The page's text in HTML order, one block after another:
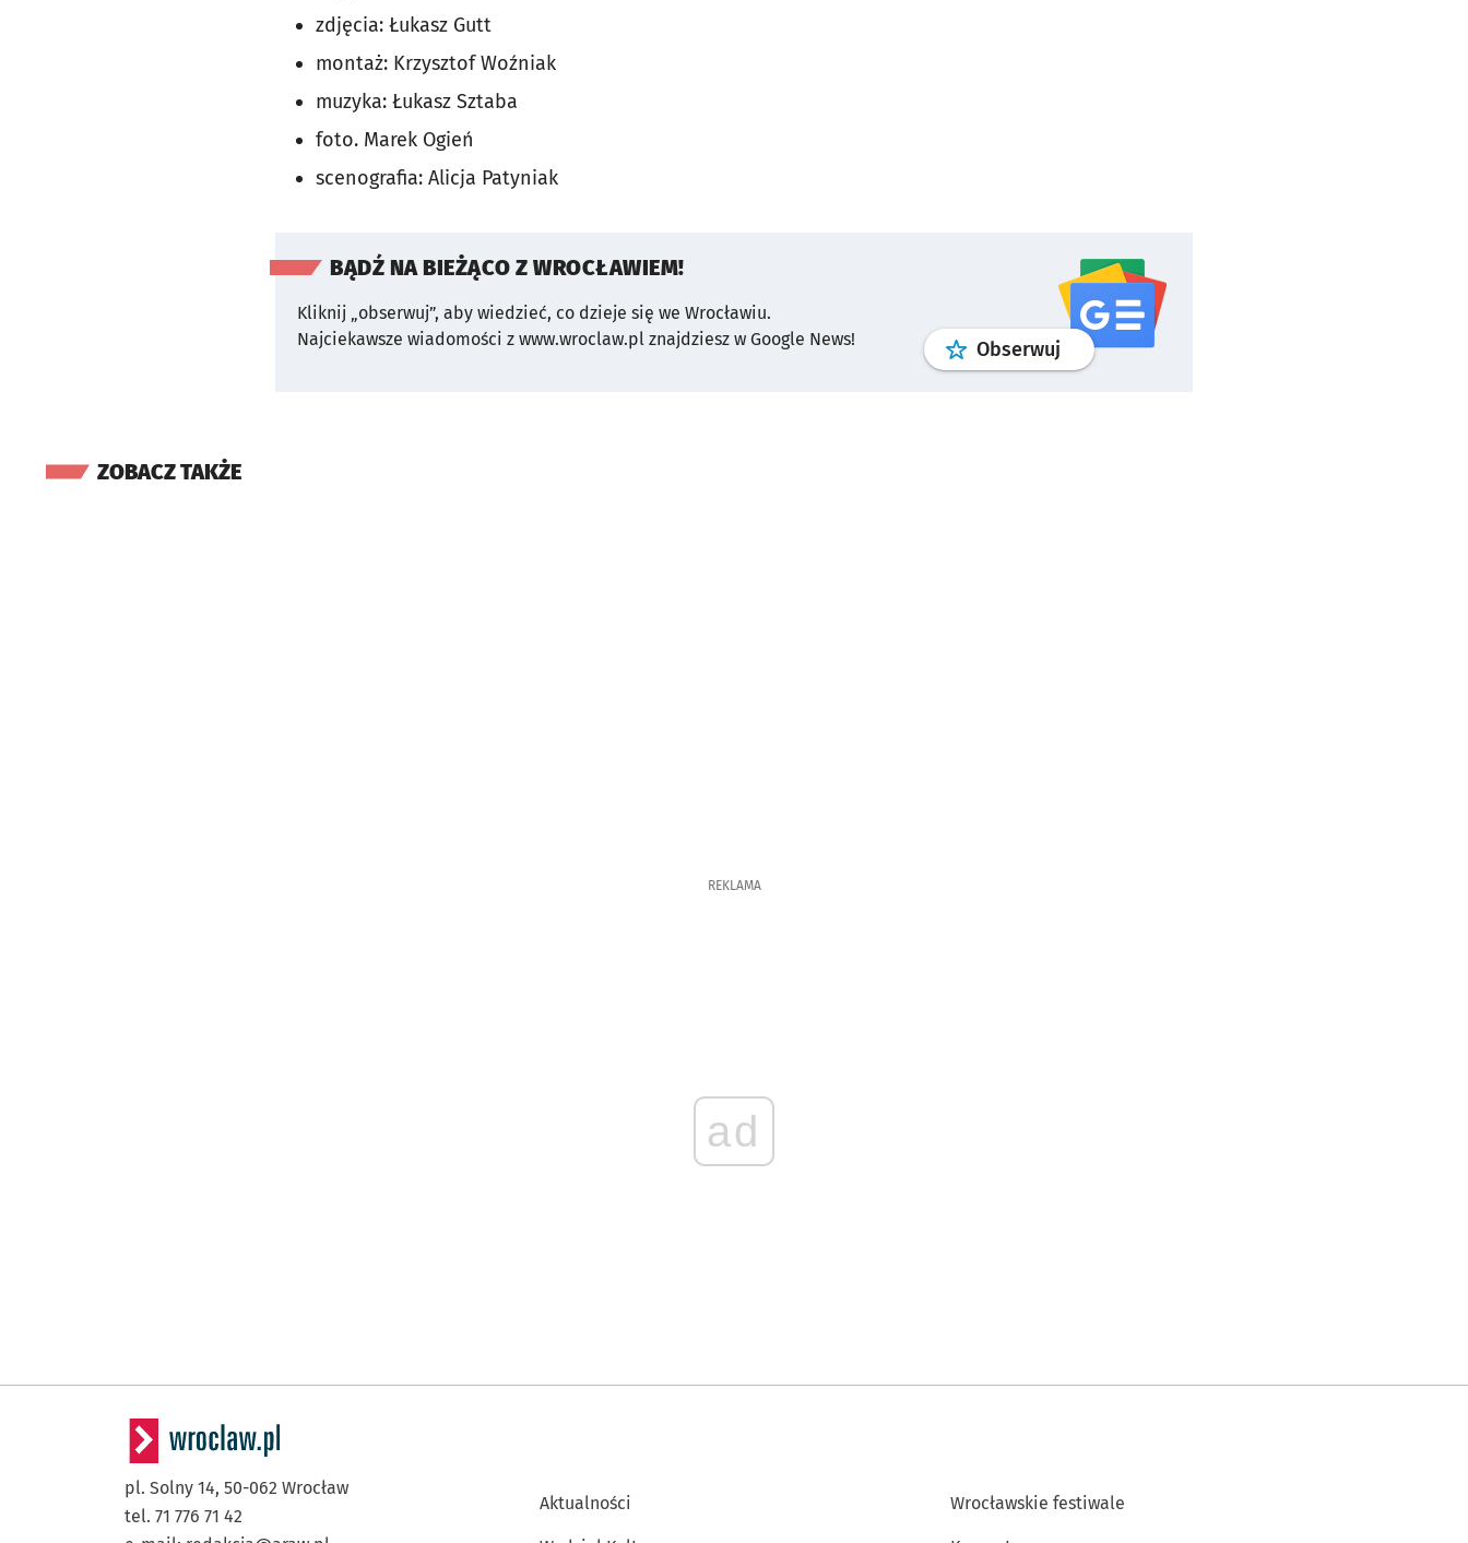
zdjęcia: Łukasz Gutt
montaż: Krzysztof Woźniak
muzyka: Łukasz Sztaba
foto. Marek Ogień
scenografia: Alicja Patyniak
BĄDŹ NA BIEŻĄCO Z WROCŁAWIEM!
Kliknij „obserwuj”, aby wiedzieć, co dzieje się we Wrocławiu.
Najciekawsze wiadomości z www.wroclaw.pl znajdziesz w Google News!
Obserwuj profilgoogle news
ZOBACZ TAKŻE
REKLAMA
ad
pl. Solny 14, 50-062 Wrocław
tel. 71 776 71 42
Aktualności Wrocławskie festiwale